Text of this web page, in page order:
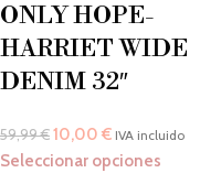
ONLY HOPE-
HARRIET WIDE
DENIM 32″
59,99€10,00 € IVA incluido
Seleccionar opciones